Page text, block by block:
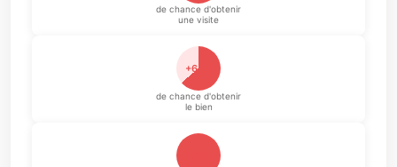
de chance d'obtenir
une visite
+64%
de chance d'obtenir
le bien